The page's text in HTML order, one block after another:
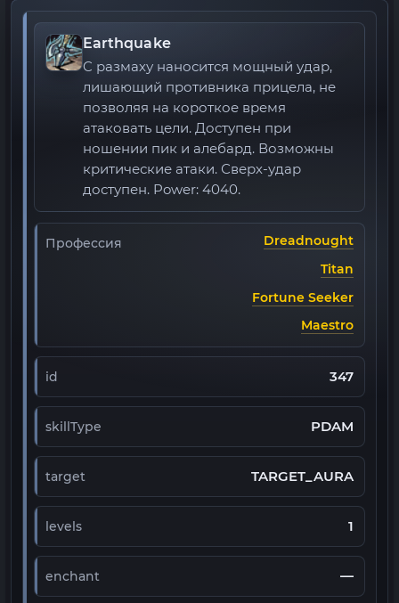
Earthquake
C размаху наносится мощный удар,
лишающий противника прицела, не
позволяя на короткое время
атаковать цели. Доступен при
ношении пик и алебард. Возможны
критические атаки. Сверх-удар
доступен. Power: 4040.
Профессия
Dreadnought
Titan
Fortune Seeker
Maestro
id 347
skillType PDAM
target TARGET_AURA
levels 1
enchant —